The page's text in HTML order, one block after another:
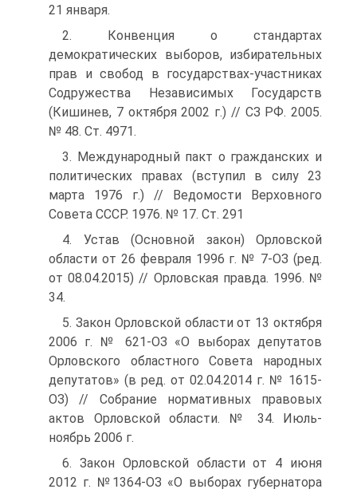
21 января.
2. Конвенция о стандартах
демократических выборов, избирательных
прав и свобод в государствах-участниках
Содружества Независимых Государств
(Кишинев, 7 октября 2002 г.) // СЗ РФ. 2005.
№ 48. Ст. 4971.
3. Международный пакт о гражданских и
политических правах (вступил в силу 23
марта 1976 г.) // Ведомости Верховного
Совета СССР. 1976. № 17. Ст. 291
4. Устав (Основной закон) Орловской
области от 26 февраля 1996 г. № 7-ОЗ (ред.
от 08.04.2015) // Орловская правда. 1996. №
34.
5. Закон Орловской области от 13 октября
2006 г. № 621-ОЗ «О выборах депутатов
Орловского областного Совета народных
депутатов» (в ред. от 02.04.2014 г. № 1615-
ОЗ) // Собрание нормативных правовых
актов Орловской области. № 34. Июль-
ноябрь 2006 г.
6. Закон Орловской области от 4 июня
2012 г. №1364-ОЗ «О выборах губернатора